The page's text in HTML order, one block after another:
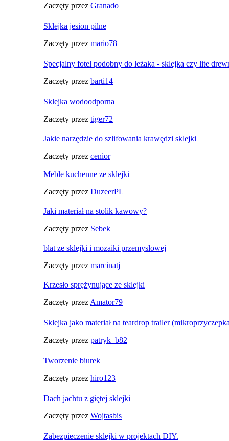
Zaczęty przez Granado
Sklejka jesion pilne
Zaczęty przez mario78
Specjalny fotel podobny do leżaka - sklejka czy lite
Zaczęty przez barti14
Sklejka wodoodporna
Zaczęty przez tiger72
Jakie narzędzie do szlifowania krawędzi sklejki
Zaczęty przez cenior
Meble kuchenne ze sklejki
Zaczęty przez DuzeerPL
Jaki materiał na stolik kawowy?
Zaczęty przez Sebek
blat ze sklejki i mozaiki przemysłowej
Zaczęty przez marcinatj
Krzesło sprężynujące ze sklejki
Zaczęty przez Amator79
Sklejka jako materiał na teardrop trailer
Zaczęty przez patryk_b82
Tworzenie biurek
Zaczęty przez hiro123
Dach jachtu z giętej sklejki
Zaczęty przez Wojtasbis
Zabezpieczenie sklejki w projektach DIY.